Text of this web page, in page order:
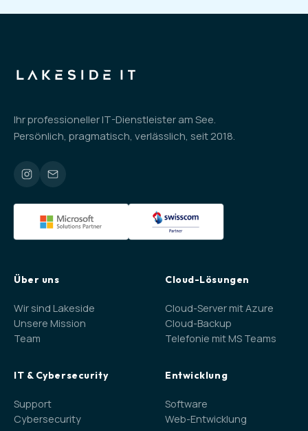
Ihr professioneller IT-Dienstleister am See.
Persönlich, pragmatisch, verlässlich, seit 2018.
Über uns
Wir sind Lakeside
Unsere Mission
Team
Cloud-Lösungen
Cloud-Server mit Azure
Cloud-Backup
Telefonie mit MS Teams
IT & Cybersecurity
Support
Cybersecurity
Entwicklung
Software
Web-Entwicklung